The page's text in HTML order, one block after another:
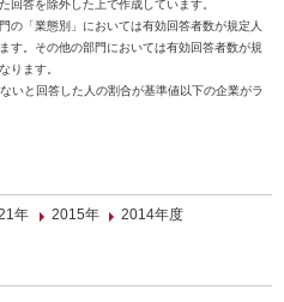
回答を除外した上で作成しています。
「業態別」においては有効回答者数が規定人
す。その他の部門においては有効回答者数が規
ります。
いと回答した人の割合が基準値以下の企業がラ
年 2015年 2014年度